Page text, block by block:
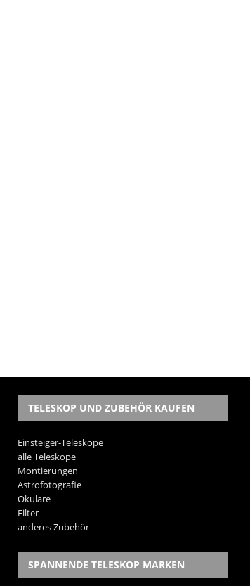
TELESKOP UND ZUBEHÖR KAUFEN
Einsteiger-Teleskope
alle Teleskope
Montierungen
Astrofotografie
Okulare
Filter
anderes Zubehör
SPANNENDE TELESKOP MARKEN